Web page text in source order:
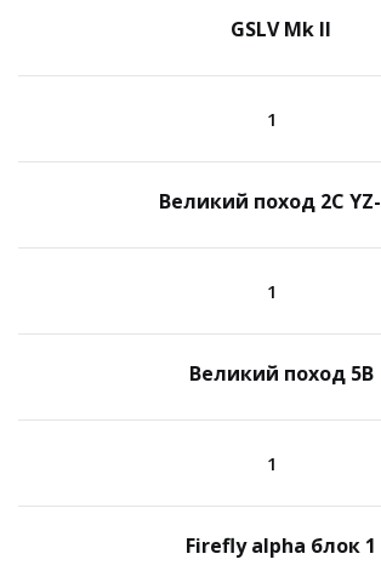
GSLV Mk II
1
Великий поход 2C
1
Великий поход 5B
1
Firefly alpha блок 1